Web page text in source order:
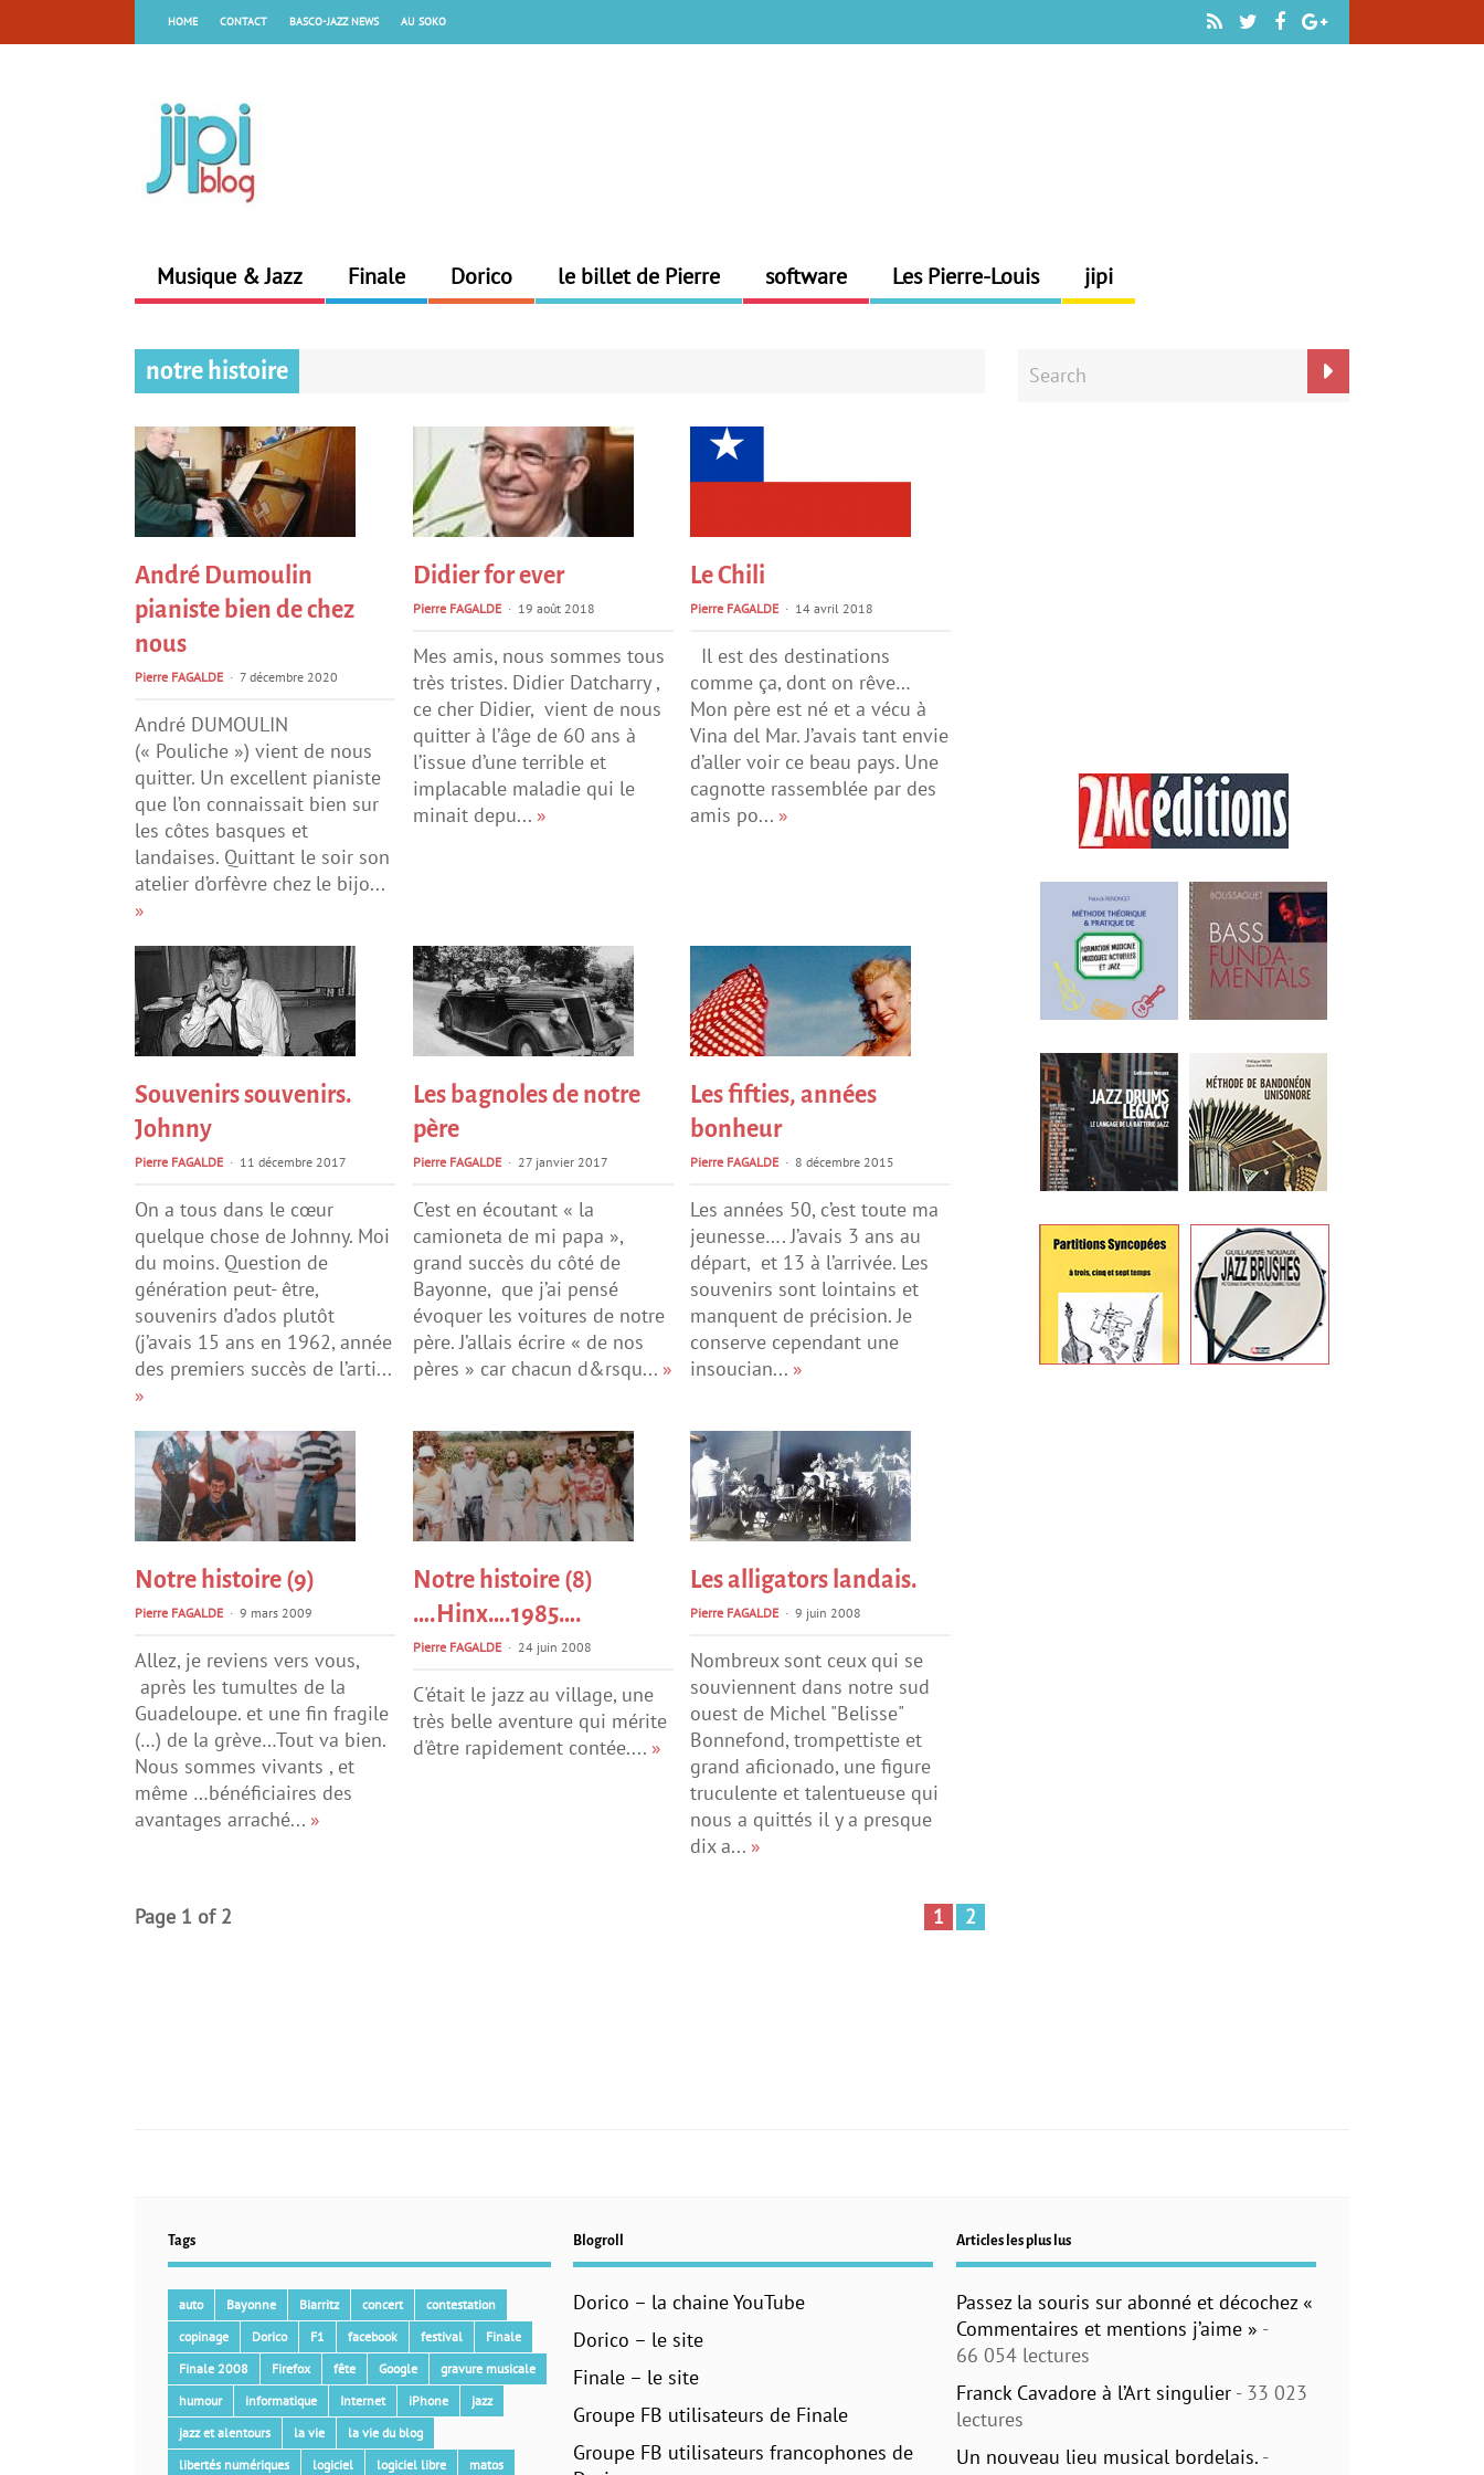
HOME CONTACT BASCO-JAZZ NEWS AU SOKO
Musique & Jazz Finale Dorico le billet de Pierre software Les Pierre-Louis jipi
notre histoire
André Dumoulin
pianiste bien de chez
nous
Pierre FAGALDE 7 décembre 2020
André DUMOULIN
(« Pouliche ») vient de nous
quitter. Un excellent pianiste
que l’on connaissait bien sur
les côtes basques et
landaises. Quittant le soir son
atelier d’orfèvre chez le bijo...
»
Didier for ever
Pierre FAGALDE 19 août 2018
Mes amis, nous sommes tous
très tristes. Didier Datcharry ,
ce cher Didier, vient de nous
quitter à l’âge de 60 ans à
l’issue d’une terrible et
implacable maladie qui le
minait depu... »
Le Chili
Pierre FAGALDE 14 avril 2018
Il est des destinations
comme ça, dont on rêve…
Mon père est né et a vécu à
Vina del Mar. J’avais tant envie
d’aller voir ce beau pays. Une
cagnotte rassemblée par des
amis po... »
Souvenirs souvenirs.
Johnny
Pierre FAGALDE 11 décembre 2017
On a tous dans le cœur
quelque chose de Johnny. Moi
du moins. Question de
génération peut- être,
souvenirs d’ados plutôt
(j’avais 15 ans en 1962, année
des premiers succès de l’arti...
»
Les bagnoles de notre
père
Pierre FAGALDE 27 janvier 2017
C’est en écoutant « la
camioneta de mi papa »,
grand succès du côté de
Bayonne, que j’ai pensé
évoquer les voitures de notre
père. J’allais écrire « de nos
pères » car chacun d&rsqu... »
Les fifties, années
bonheur
Pierre FAGALDE 8 décembre 2015
Les années 50, c’est toute ma
jeunesse…. J’avais 3 ans au
départ, et 13 à l’arrivée. Les
souvenirs sont lointains et
manquent de précision. Je
conserve cependant une
insoucian... »
Notre histoire (9)
Pierre FAGALDE 9 mars 2009
Allez, je reviens vers vous,
après les tumultes de la
Guadeloupe. et une fin fragile
(…) de la grève…Tout va bien.
Nous sommes vivants , et
même …bénéficiaires des
avantages arraché... »
Notre histoire (8)
….Hinx….1985….
Pierre FAGALDE 24 juin 2008
C'était le jazz au village, une
très belle aventure qui mérite
d'être rapidement contée.... »
Les alligators landais.
Pierre FAGALDE 9 juin 2008
Nombreux sont ceux qui se
souviennent dans notre sud
ouest de Michel "Belisse"
Bonnefond, trompettiste et
grand aficionado, une figure
truculente et talentueuse qui
nous a quittés il y a presque
dix a... »
Page 1 of 2 1 2
Tags
auto Bayonne Biarritz concert
contestation
copinage
Dorico F1 facebook festival
Finale
Finale 2008
Firefox fête Google
gravure musicale
humour
informatique Internet iPhone
jazz
jazz et alentours
la vie
la vie du blog
libertés numériques
logiciel logiciel libre matos
Blogroll
Dorico – la chaine YouTube
Dorico – le site
Finale – le site
Groupe FB utilisateurs de Finale
Groupe FB utilisateurs francophones de
Articles les plus lus
Passez la souris sur abonné et décochez «
Commentaires et mentions j’aime » -
66 054 lectures
Franck Cavadore à l’Art singulier - 33 023
lectures
Un nouveau lieu musical bordelais. -